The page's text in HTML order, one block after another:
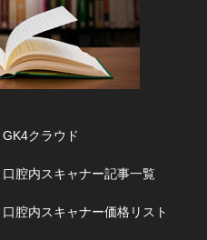
GK4クラウド
口腔内スキャナー記事一覧
口腔内スキャナー価格リスト